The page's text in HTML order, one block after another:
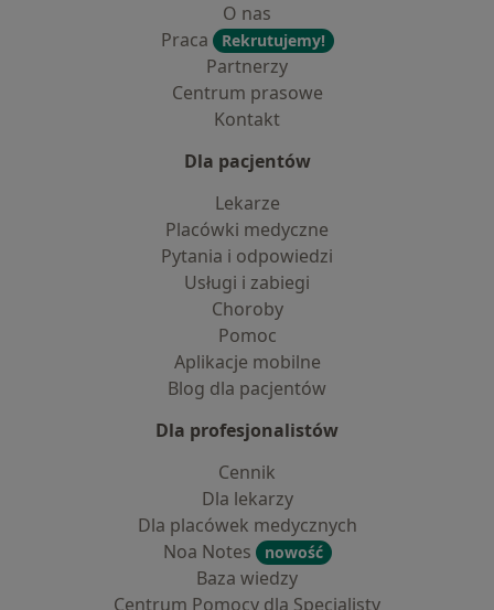
O nas
Praca
Rekrutujemy!
Partnerzy
Centrum prasowe
Kontakt
Dla pacjentów
Lekarze
Placówki medyczne
Pytania i odpowiedzi
Usługi i zabiegi
Choroby
Pomoc
Aplikacje mobilne
Blog dla pacjentów
Dla profesjonalistów
Cennik
Dla lekarzy
Dla placówek medycznych
Noa Notes
nowość
Baza wiedzy
Centrum Pomocy dla Specjalisty